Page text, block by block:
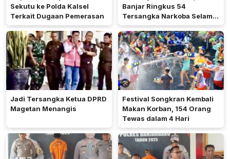
Sekutu ke Polda Kalsel
Terkait Dugaan Pemerasan
Banjar Ringkus 54
Tersangka Narkoba Selama
Operasi Antik 2026
Jadi Tersangka Ketua DPRD
Magetan Menangis
Festival Songkran Kembali
Makan Korban, 154 Orang
Tewas dalam 4 Hari